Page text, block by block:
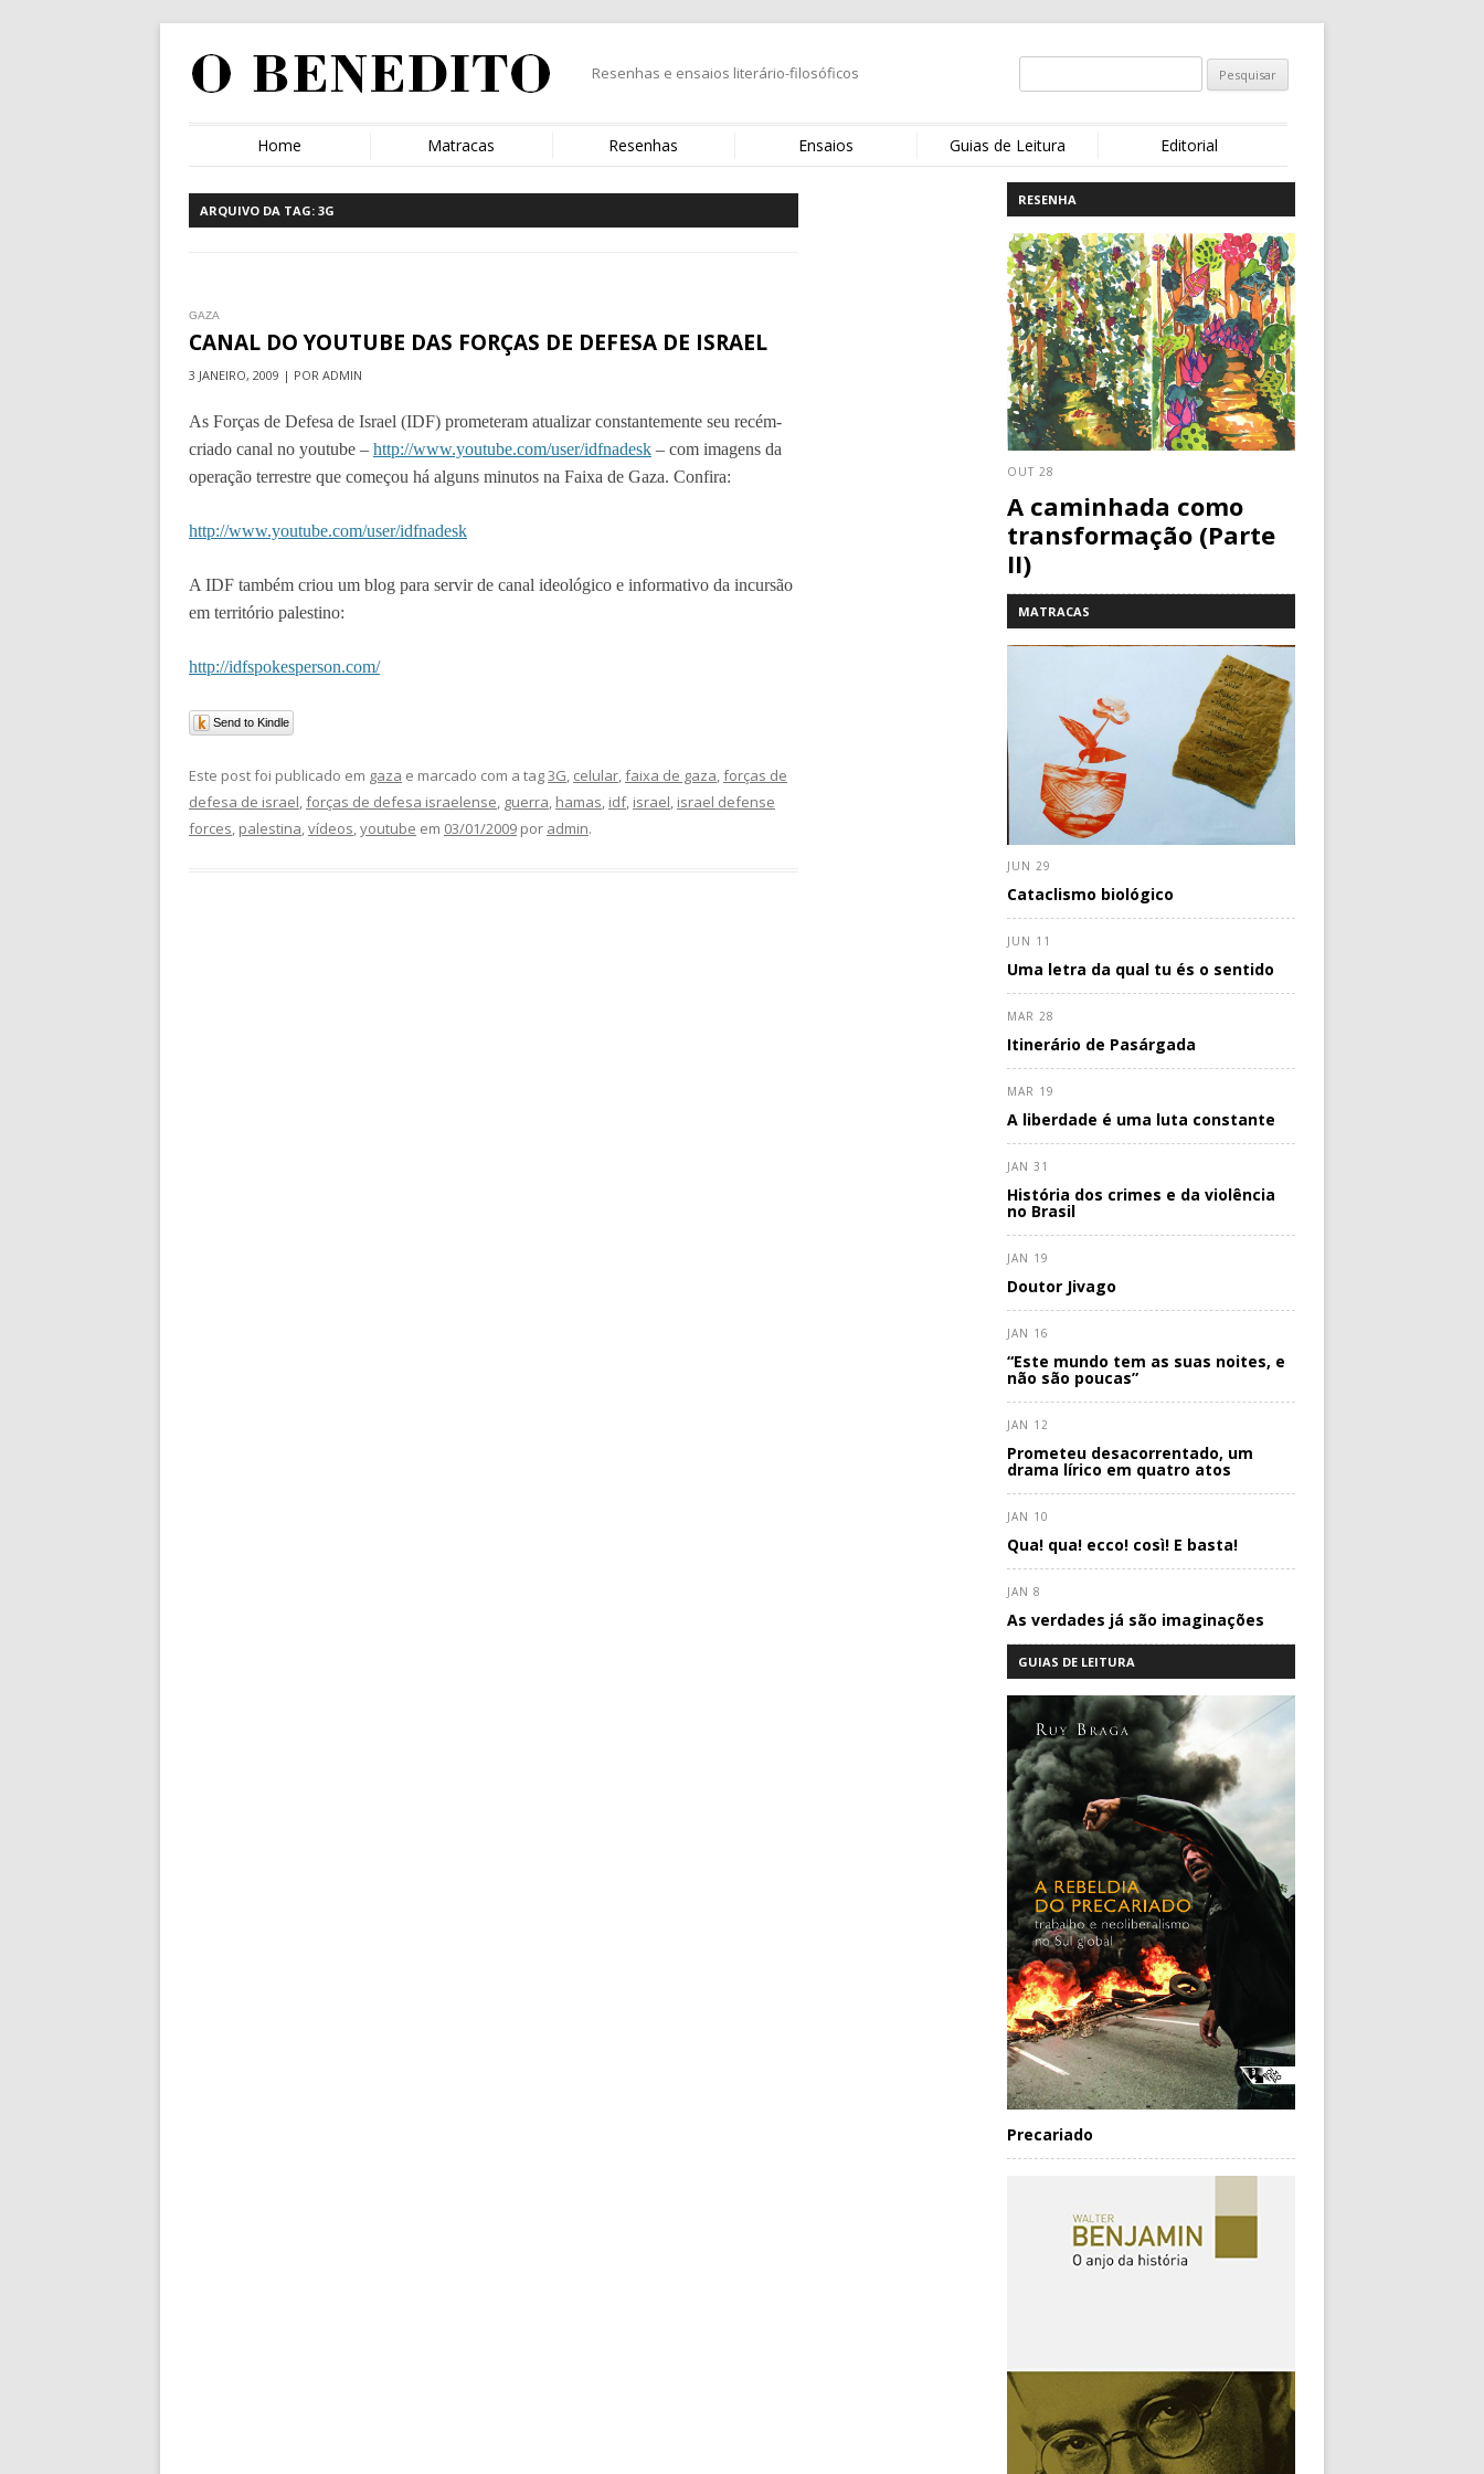
Resenhas e ensaios literário-filosóficos
Home Matracas Resenhas Ensaios Guias de Leitura Editorial
ARQUIVO DA TAG: 3G
GAZA
CANAL DO YOUTUBE DAS FORÇAS DE DEFESA DE ISRAEL
3 JANEIRO, 2009 | POR ADMIN
As Forças de Defesa de Israel (IDF) prometeram atualizar constantemente seu recém-
criado canal no youtube – http://www.youtube.com/user/idfnadesk – com imagens da
operação terrestre que começou há alguns minutos na Faixa de Gaza. Confira:
http://www.youtube.com/user/idfnadesk
A IDF também criou um blog para servir de canal ideológico e informativo da incursão
em território palestino:
http://idfspokesperson.com/
Send to Kindle
Este post foi publicado em gaza e marcado com a tag3G celular faixa de gaza forças de
defesa de israel forças de defesa israelense guerra hamas idf, israel israel defense
forces palestina vídeos youtube em 03/01/2009 por admin.
RESENHA
OUT 28
A caminhada como
transformação (Parte
II)
MATRACAS
JUN 29
Cataclismo biológico
JUN 11
Uma letra da qual tu és o sentido
MAR 28
Itinerário de Pasárgada
MAR 19
A liberdade é uma luta constante
JAN 31
História dos crimes e da violência
no Brasil
JAN 19
Doutor Jivago
JAN 16
“Este mundo tem as suas noites, e
não são poucas”
JAN 12
Prometeu desacorrentado, um
drama lírico em quatro atos
JAN 10
Qua! qua! ecco! così! E basta!
JAN 8
As verdades já são imaginações
GUIAS DE LEITURA
Precariado